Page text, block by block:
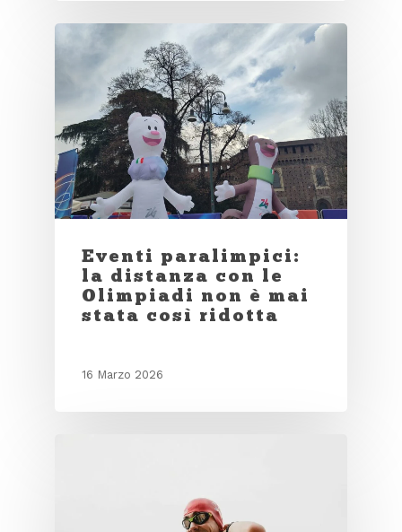
Eventi paralimpici:
la distanza con le
Olimpiadi non è mai
stata così ridotta
16 Marzo 2026